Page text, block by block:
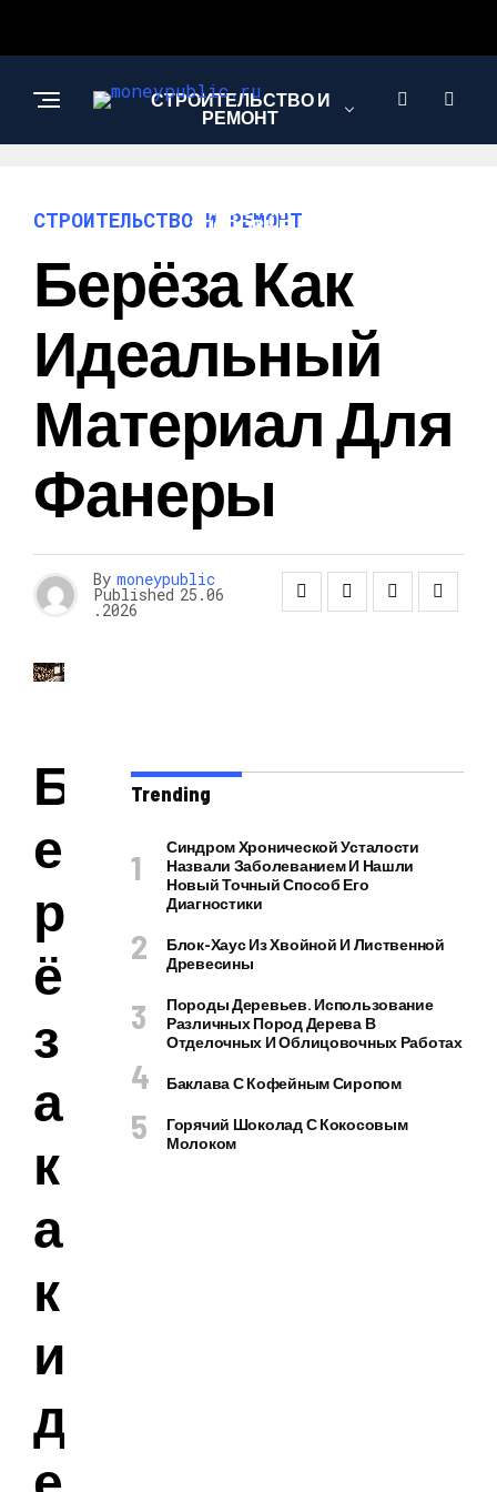
СТРОИТЕЛЬСТВО И
РЕМОНТ
КРАСОТА И
ЗДОРОВЬЕ
СТРОИТЕЛЬСТВО И РЕМОНТ
Берёза Как
Идеальный
Материал Для
Фанеры
By moneypublic
Published 25.06
.2026
Б
е
р
ё
з
а
к
а
к
и
д
Trending
Синдром Хронической Усталости
Назвали Заболеванием И Нашли
Новый Точный Способ Его
Диагностики
Блок-Хаус Из Хвойной И Лиственной
Древесины
Породы Деревьев. Использование
Различных Пород Дерева В
Отделочных И Облицовочных Работах
Баклава С Кофейным Сиропом
Горячий Шоколад С Кокосовым
Молоком